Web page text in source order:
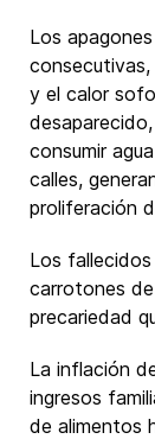
Los
y el calor
consumir
calles,
proliferación
Los
carrotones
precariedad
La inflación
ingresos
de alimentos